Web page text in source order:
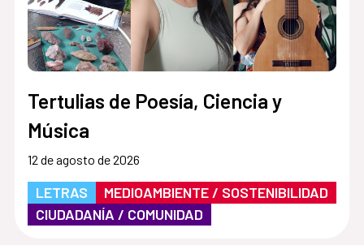
Tertulias de Poesía, Ciencia y
Música
12 de agosto de 2026
LETRAS
MEDIOAMBIENTE / SOSTENIBILIDAD
CIUDADANÍA / COMUNIDAD